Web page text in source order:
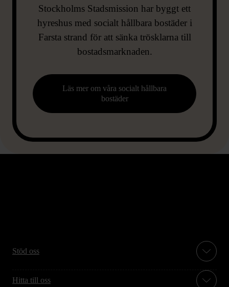
Stockholms Stadsmission har byggt ett
hyreshus med socialt hållbara bostäder i
Farsta strand för att sänka trösklarna till
bostadsmarknaden.
Läs mer om våra socialt hållbara
bostäder
Stöd oss
Hitta till oss